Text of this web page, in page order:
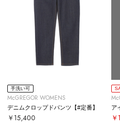
手洗い可
McGREGOR WOMENS
デニムクロップドパンツ【#定番】
￥15,400
ア